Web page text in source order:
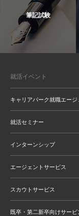
筆記試験
就活イベント
キャリアパーク就職エージ
就活セミナー
インターンシップ
エージェントサービス
スカウトサービス
既卒・第二新卒向けサービ